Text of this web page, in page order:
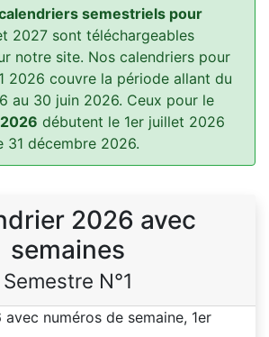
semestriels pour
2027 sont téléchargeables
notre site. Nos calendriers pour
2026 couvre la période allant du
au 30 juin 2026. Ceux pour le
débutent le 1er juillet 2026
31 décembre 2026.
2026 avec
semaines
Semestre N°1